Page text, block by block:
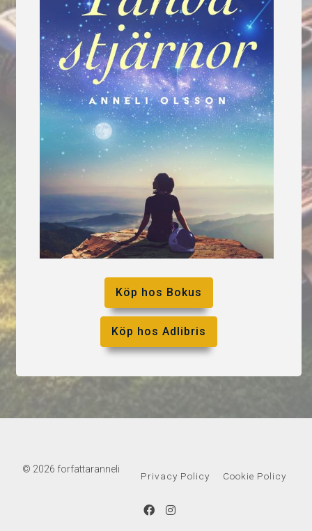
Köp hos Bokus
Köp hos Adlibris
© 2026 forfattaranneli
Privacy Policy Cookie Policy